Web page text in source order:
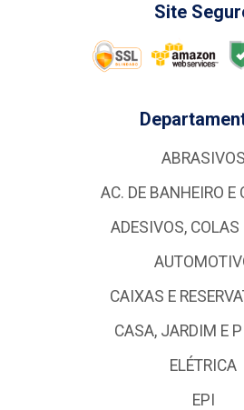
Site
ABRASIVOS
AC. DE BANHEIRO E
ADESIVOS, COLAS
CAIXAS E
CASA, JARDIM E
ELÉTRICA
EPI